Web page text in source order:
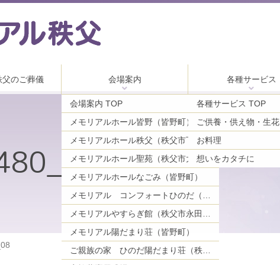
父
父のご葬儀 会場案内
会場案内 TOP
メモリアルホール皆野（皆野町）
メモリアルホール秩父（秩父市下影森）
メモリアルホール聖苑（秩父市大宮）
メモリアルホールなごみ（皆野町）
メモリアル陽だまり荘（皆野町）
各種サービス
各種サービス TOP
ご供養・供え物・生花
お料理
想いをカタチに